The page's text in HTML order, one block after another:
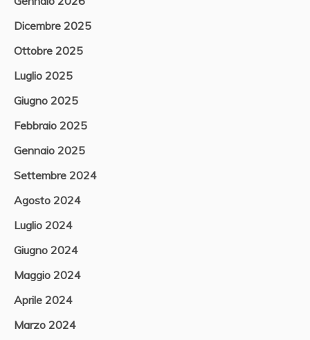
Dicembre 2025
Ottobre 2025
Luglio 2025
Giugno 2025
Febbraio 2025
Gennaio 2025
Settembre 2024
Agosto 2024
Luglio 2024
Giugno 2024
Maggio 2024
Aprile 2024
Marzo 2024